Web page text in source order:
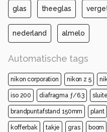
glas theeglas
nederland almelo
Automatische tags
nikon corporation nikon z 5
iso 200 diafragma ƒ/6.3
brandpuntafstand 150mm plant
kofferbak takje gras boom